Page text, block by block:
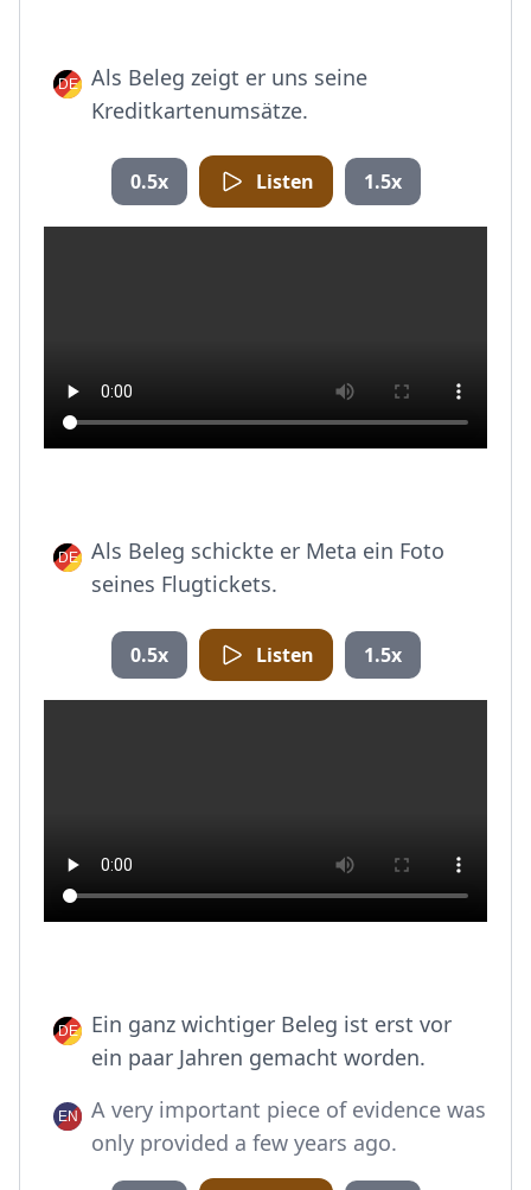
Als Beleg zeigt er uns seine
Kreditkartenumsätze.
0.5x Listen 1.5x
Als Beleg schickte er Meta ein Foto
seines Flugtickets.
0.5x Listen 1.5x
Ein ganz wichtiger Beleg ist erst vor
ein paar Jahren gemacht worden.
A very important piece of evidence was
only provided a few years ago.